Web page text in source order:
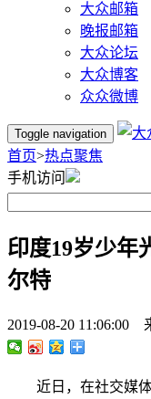
大众邮箱
晚报邮箱
大众论坛
大众博客
众众微博
Toggle navigation
首页>热点聚焦
手机访问
印度19岁少年
尔特
2019-08-20
近日，在社交媒体